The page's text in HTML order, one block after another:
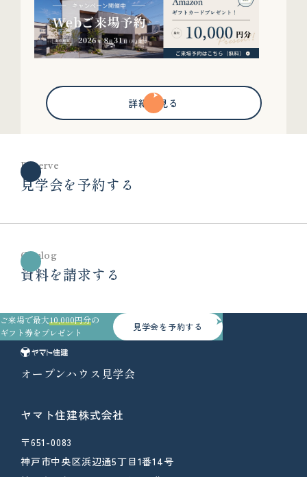
詳細を見る
Reserve
見学会を予約する
Catalog
資料を請求する
ご来場で最大10,000円分の
ギフト券をプレゼント
見学会を予約する
オープンハウス見学会
ヤマト住建株式会社
〒651-0083
神戸市中央区浜辺通5丁目1番14号